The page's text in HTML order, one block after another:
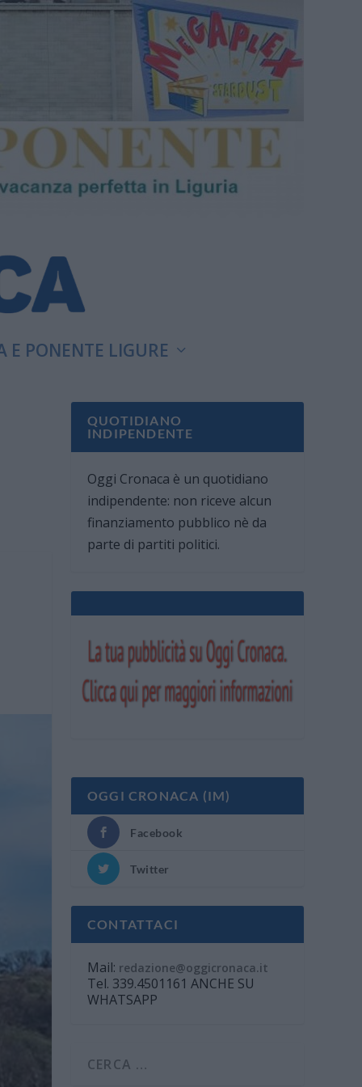
PONENTE LIGURE
QUOTIDIANO
INDIPENDENTE
Oggi Cronaca è un quotidiano
indipendente: non riceve alcun
finanziamento pubblico nè da
parte di partiti politici.
OGGI CRONACA (IM)
Facebook
Twitter
CONTATTACI
Mail: redazione@oggicronaca.it
Tel. 339.4501161 ANCHE SU
WHATSAPP